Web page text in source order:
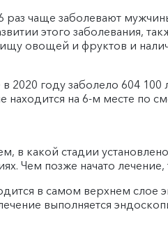
раз чаще заболевают
этого заболевания,
овощей и фруктов и
2020 году заболело 604
находится на 6-м месте по
в какой стадии
Чем позже начато
в самом верхнем слое
выполняется